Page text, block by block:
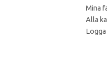
Mina
Alla
Logga